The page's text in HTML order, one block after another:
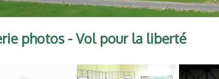
photos - Vol pour la liberté